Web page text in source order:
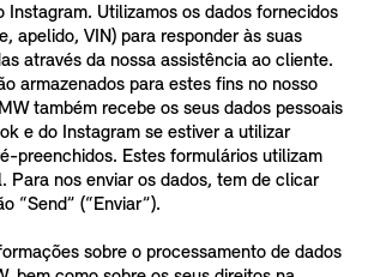
Instagram. Utilizamos os dados fornecidos
apelido, VIN) para responder às suas
através da nossa assistência ao cliente.
armazenados para estes fins no nosso
também recebe os seus dados pessoais
e do Instagram se estiver a utilizar
preenchidos. Estes formulários utilizam
Para nos enviar os dados, tem de clicar
“Send” (“Enviar”).
sobre o processamento de dados